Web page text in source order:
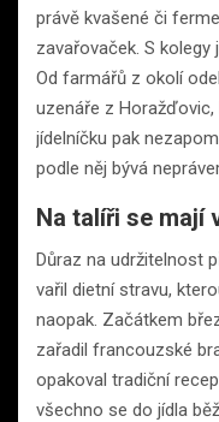
právě kvašené či
zavařovaček. S kolegy
Od farmářů z okolí
uzenáře z
jídelníčku pak
podle něj bývá
Na talíři se mají
Důraz na udržitelnost
vařil dietní stravu,
naopak. Začátkem
zařadil francouzské
opakoval tradiční
všechno se do jídla